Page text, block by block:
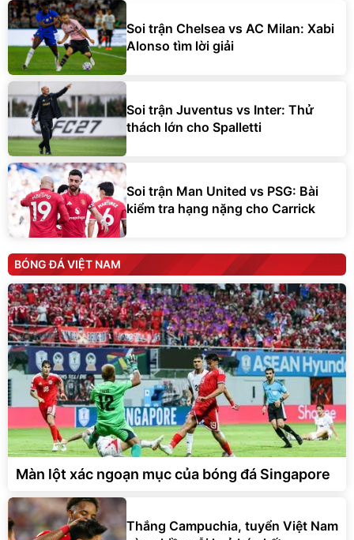
Soi trận Chelsea vs AC Milan: Xabi
Alonso tìm lời giải
Soi trận Juventus vs Inter: Thử
thách lớn cho Spalletti
Soi trận Man United vs PSG: Bài
kiểm tra hạng nặng cho Carrick
BÓNG ĐÁ VIỆT NAM
Màn lột xác ngoạn mục của bóng đá Singapore
Thắng Campuchia, tuyển Việt Nam